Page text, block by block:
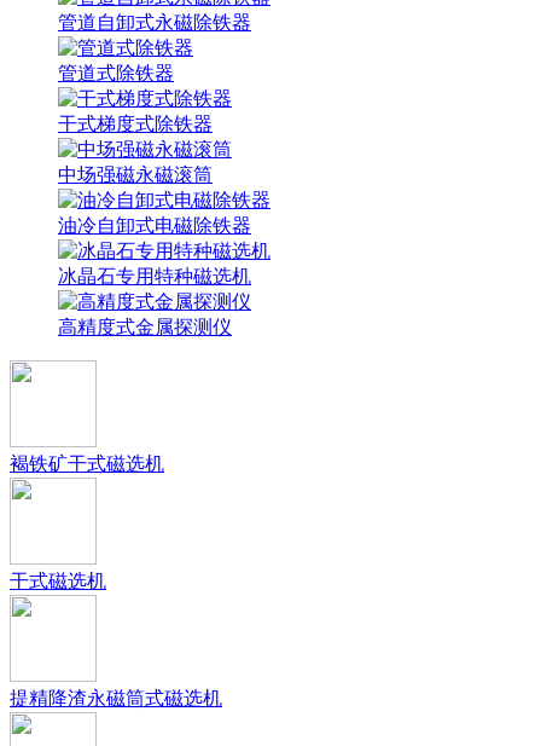
管道自卸式永磁除铁器
管道式除铁器
干式梯度式除铁器
中场强磁永磁滚筒
油冷自卸式电磁除铁器
冰晶石专用特种磁选机
高精度式金属探测仪
褐铁矿干式磁选机
干式磁选机
提精降渣永磁筒式磁选机